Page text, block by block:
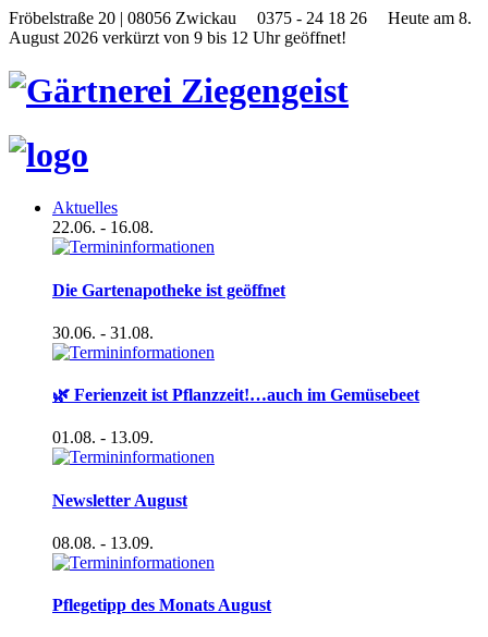
Fröbelstraße 20 | 08056 Zwickau 0375 - 24 18 26
Heute am 8.
August 2026 verkürzt von 9 bis 12 Uhr geöffnet!
Aktuelles
22.06. - 16.08.
Die Gartenapotheke ist geöffnet
30.06. - 31.08.
🌿 Ferienzeit ist Pflanzzeit!…auch im Gemüsebeet
01.08. - 13.09.
Newsletter August
08.08. - 13.09.
Pflegetipp des Monats August